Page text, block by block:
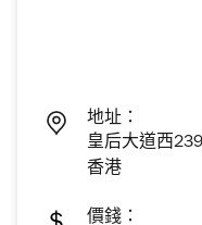
地址：
皇后大道西
香港
價錢：